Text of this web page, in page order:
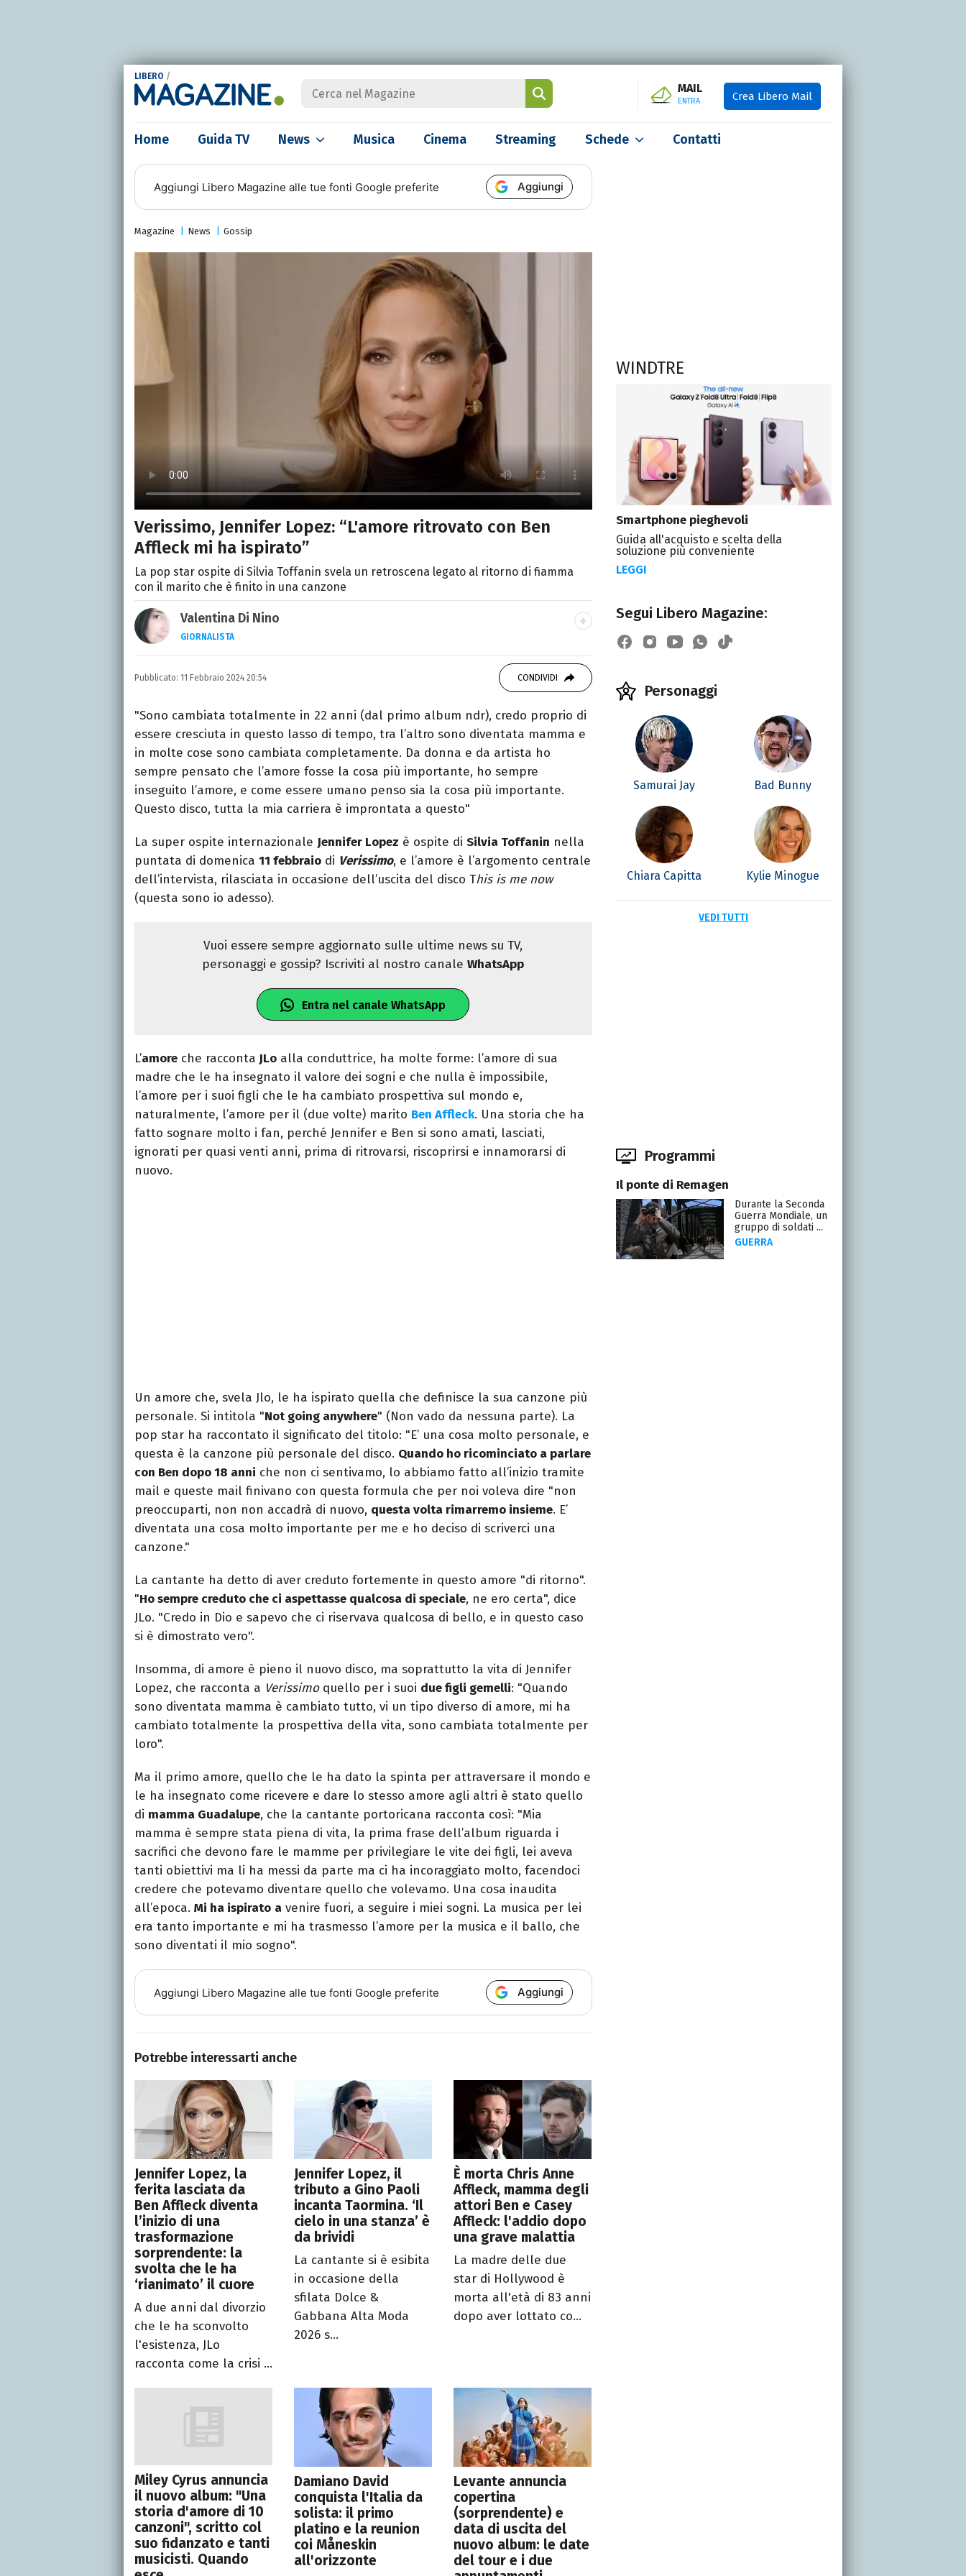
LIBERO /
MAIL
ENTRA Crea Libero Mail
Home Guida TV News Musica Cinema Streaming Schede Contatti
Aggiungi Libero Magazine alle tue fonti Google preferite Aggiungi
Magazine News Gossip
Verissimo, Jennifer Lopez: “L'amore ritrovato con Ben
Affleck mi ha ispirato”
La pop star ospite di Silvia Toffanin svela un retroscena legato al ritorno di fiamma
con il marito che è finito in una canzone
Valentina Di Nino
GIORNALISTA
LINKEDIN
INSTAGRAM FACEBOOK SITO
Romana, laurea in Scienze Politiche, giornalista per caso. Ho scritto
per quotidiani, settimanali, siti e agenzie, prevalentemente di cronaca
e spettacoli.
Pubblicato: 11 Febbraio 2024 20:54 CONDIVIDI
"Sono cambiata totalmente in 22 anni (dal primo album ndr), credo proprio di
essere cresciuta in questo lasso di tempo, tra l’altro sono diventata mamma e
in molte cose sono cambiata completamente. Da donna e da artista ho
sempre pensato che l’amore fosse la cosa più importante, ho sempre
inseguito l’amore, e come essere umano penso sia la cosa più importante.
Questo disco, tutta la mia carriera è improntata a questo"
La super ospite internazionale Jennifer Lopez è ospite di Silvia Toffanin nella
puntata di domenica 11 febbraio di Verissimo, e l’amore è l’argomento centrale
dell’intervista, rilasciata in occasione dell’uscita del disco This is me now
(questa sono io adesso).
Vuoi essere sempre aggiornato sulle ultime news su TV,
personaggi e gossip? Iscriviti al nostro canaleWhatsApp
Entra nel canale WhatsApp
L’amore che racconta JLo alla conduttrice, ha molte forme: l’amore di sua
madre che le ha insegnato il valore dei sogni e che nulla è impossibile,
l’amore per i suoi figli che le ha cambiato prospettiva sul mondo e,
naturalmente, l’amore per il (due volte) marito Ben Affleck. Una storia che ha
fatto sognare molto i fan, perché Jennifer e Ben si sono amati, lasciati,
ignorati per quasi venti anni, prima di ritrovarsi, riscoprirsi e innamorarsi di
nuovo.
Un amore che, svela Jlo, le ha ispirato quella che definisce la sua canzone più
personale. Si intitola "Not going anywhere" (Non vado da nessuna parte). La
pop star ha raccontato il significato del titolo: "E’ una cosa molto personale, e
questa è la canzone più personale del disco. Quando ho ricominciato a parlare
con Ben dopo 18 anni che non ci sentivamo, lo abbiamo fatto all’inizio tramite
mail e queste mail finivano con questa formula che per noi voleva dire "non
preoccuparti, non non accadrà di nuovo, questa volta rimarremo insieme. E’
diventata una cosa molto importante per me e ho deciso di scriverci una
canzone."
La cantante ha detto di aver creduto fortemente in questo amore "di ritorno".
"Ho sempre creduto che ci aspettasse qualcosa di speciale, ne ero certa", dice
JLo. "Credo in Dio e sapevo che ci riservava qualcosa di bello, e in questo caso
si è dimostrato vero".
Insomma, di amore è pieno il nuovo disco, ma soprattutto la vita di Jennifer
Lopez, che racconta a Verissimoquello per i suoi due figli gemelli: "Quando
sono diventata mamma è cambiato tutto, vi un tipo diverso di amore, mi ha
cambiato totalmente la prospettiva della vita, sono cambiata totalmente per
loro".
Ma il primo amore, quello che le ha dato la spinta per attraversare il mondo e
le ha insegnato come ricevere e dare lo stesso amore agli altri è stato quello
di mamma Guadalupe, che la cantante portoricana racconta così: "Mia
mamma è sempre stata piena di vita, la prima frase dell’album riguarda i
sacrifici che devono fare le mamme per privilegiare le vite dei figli, lei aveva
tanti obiettivi ma li ha messi da parte ma ci ha incoraggiato molto, facendoci
credere che potevamo diventare quello che volevamo. Una cosa inaudita
all’epoca. Mi ha ispirato a venire fuori, a seguire i miei sogni. La musica per lei
era tanto importante e mi ha trasmesso l’amore per la musica e il ballo, che
sono diventati il mio sogno".
Aggiungi Libero Magazine alle tue fonti Google preferite Aggiungi
Potrebbe interessarti anche
Jennifer Lopez, la
ferita lasciata da
Ben Affleck diventa
l’inizio di una
trasformazione
sorprendente: la
svolta che le ha
‘rianimato’ il cuore
A due anni dal divorzio
che le ha sconvolto
l'esistenza, JLo
racconta come la crisi ...
Jennifer Lopez, il
tributo a Gino Paoli
incanta Taormina. ‘Il
cielo in una stanza’ è
da brividi
La cantante si è esibita
in occasione della
sfilata Dolce &
Gabbana Alta Moda
2026 s...
È morta Chris Anne
Affleck, mamma degli
attori Ben e Casey
Affleck: l'addio dopo
una grave malattia
La madre delle due
star di Hollywood è
morta all'età di 83 anni
dopo aver lottato co...
Miley Cyrus annuncia
il nuovo album: "Una
storia d'amore di 10
canzoni", scritto col
suo fidanzato e tanti
musicisti. Quando
Damiano David
conquista l'Italia da
solista: il primo
platino e la reunion
coi Måneskin
all'orizzonte
Levante annuncia
copertina
(sorprendente) e
data di uscita del
nuovo album: le date
del tour e i due
WINDTRE
Smartphone pieghevoli
Guida all'acquisto e scelta della
soluzione più conveniente
LEGGI
Segui Libero Magazine:
Personaggi
Samurai Jay Bad Bunny
Chiara Capitta Kylie Minogue
VEDI TUTTI
Programmi
Il ponte di Remagen
Durante la Seconda
Guerra Mondiale, un
gruppo di soldati ...
GUERRA